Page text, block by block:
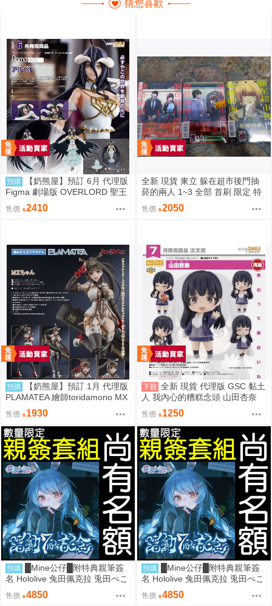
猜您喜歡
預購
【奶熊屋】預訂 6月 代理版
Figma 劇場版 OVERLORD 聖王
國篇 雅兒貝德 0916
售價 2410
全新 現貨 東立 躲在超市後門抽
菸的兩人 1~3 全部 首刷 限定 特
裝 地主 佐佐木 山田 田山 1到3集
售價 2050
預購
【奶熊屋】預訂 1月 代理版
PLAMATEA 繪師toridamono MX
醬 組裝模型 0905
售價 1930
下殺 全新 現貨 代理版 GSC 黏土
人 我內心的糟糕念頭 山田杏奈
售價 1250
預購
█Mine公仔█附特典親筆簽
名 Hololive 兔田佩克拉 兎田ぺこ
ら 活動7周年記念 七週年紀念套
組直筆親簽外套T恤
售價 4850
預購
█Mine公仔█附特典親筆簽
名 Hololive 兔田佩克拉 兎田ぺこ
ら 活動7周年記念 七週年紀念套
組直筆親簽外套T恤
售價 4850